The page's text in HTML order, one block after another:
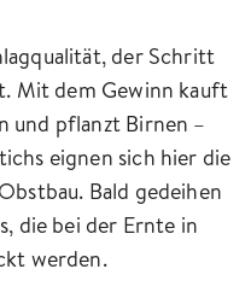
der Schritt
Mit dem Gewinn kauft
und pflanzt Birnen –
eignen sich hier die
Bald gedeihen
die bei der Ernte in
werden.